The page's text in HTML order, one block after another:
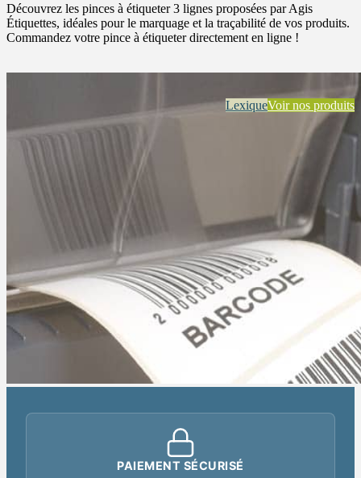
Découvrez les pinces à étiqueter 3 lignes proposées par Agis
Étiquettes, idéales pour le marquage et la traçabilité de vos produits.
Commandez votre pince à étiqueter directement en ligne !
LexiqueVoir nos produits
PAIEMENT SÉCURISÉ